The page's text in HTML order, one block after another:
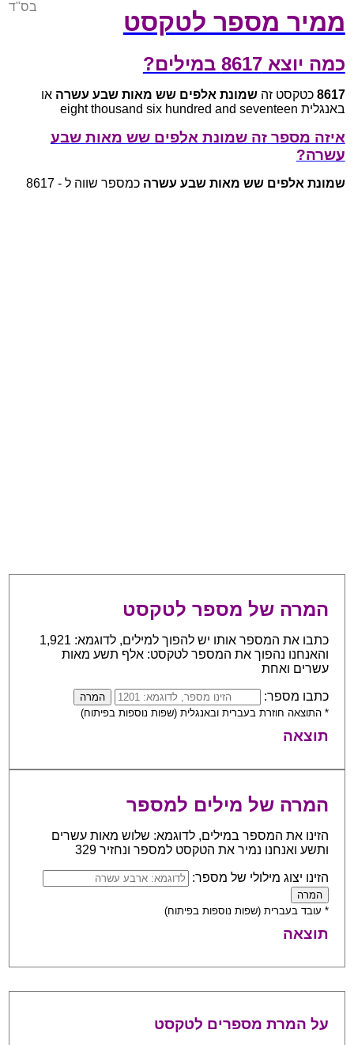
ממיר מספר לטקסט
בס"ד
כמה יוצא 8617 במילים?
8617 כטקסט זהשמונת אלפים שש מאות שבע עשרה או
באנגלית eight thousand six hundred and seventeen
איזה מספר זה שמונת אלפים שש מאות שבע
עשרה?
שמונת אלפים שש מאות שבע עשרה כמספר שווה ל - 8617
המרה של מספר לטקסט
כתבו את המספר אותו יש להפוך למילים, לדוגמא: 1,921
והאנחנו נהפוך את המספר לטקסט: אלף תשע מאות
עשרים ואחת
כתבו מספר:
* התוצאה חוזרת בעברית ובאנגלית (שפות נוספות בפיתוח)
תוצאה
המרה של מילים למספר
הזינו את המספר במילים, לדוגמא: שלוש מאות עשרים
ותשע ואנחנו נמיר את הטקסט למספר ונחזיר 329
הזינו יצוג מילולי של מספר:
* עובד בעברית (שפות נוספות בפיתוח)
תוצאה
על המרת מספרים לטקסט